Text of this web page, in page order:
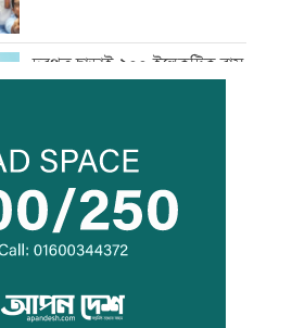
দরপত্র ছাড়াই ২০০ ইলেকট্রিক বাস
তনু হত্যার আসামি সাবেক
সেনাসদস্য হাফিজুরকে
আত্মসমর্পণের নির্দেশ
কর্মকর্তার কারাদণ্ড